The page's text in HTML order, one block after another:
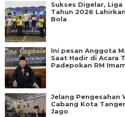
Sukses Digelar,
Tahun 2026
Bola
Ini pesan Anggota
Saat Hadir di Acara
Padepokan RM
Jelang Pengesahan
Cabang Kota
Jago